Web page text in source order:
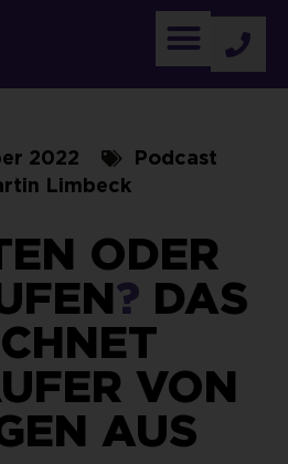
2022
Podcast
Limbeck
ODER
? DAS
VON
AUS